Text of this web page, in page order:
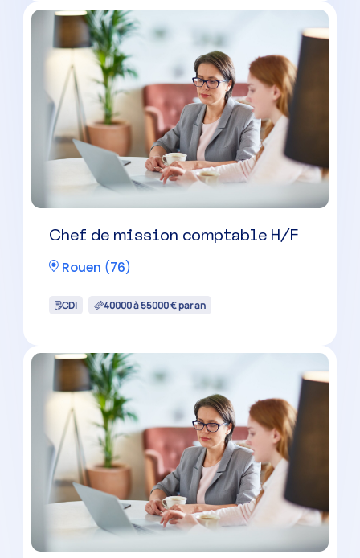
Chef de mission comptable H/F
Rouen (76)
CDI 40000 à 55000 € par an